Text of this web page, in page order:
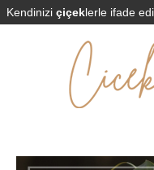
Kendinizi çiçeklerle ifade